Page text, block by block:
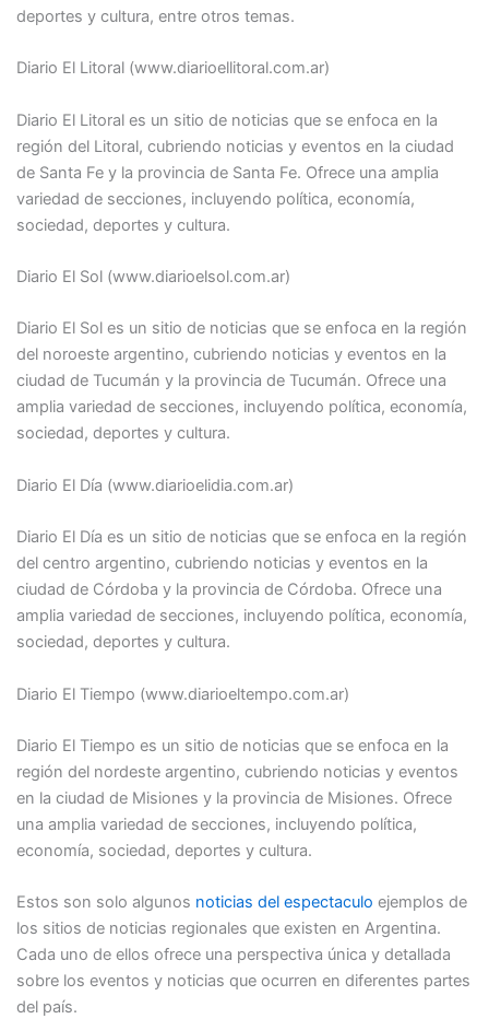
deportes y cultura, entre otros temas.
Diario El Litoral (www.diarioellitoral.com.ar)
Diario El Litoral es un sitio de noticias que se enfoca en la
región del Litoral, cubriendo noticias y eventos en la ciudad
de Santa Fe y la provincia de Santa Fe. Ofrece una amplia
variedad de secciones, incluyendo política, economía,
sociedad, deportes y cultura.
Diario El Sol (www.diarioelsol.com.ar)
Diario El Sol es un sitio de noticias que se enfoca en la región
del noroeste argentino, cubriendo noticias y eventos en la
ciudad de Tucumán y la provincia de Tucumán. Ofrece una
amplia variedad de secciones, incluyendo política, economía,
sociedad, deportes y cultura.
Diario El Día (www.diarioelidia.com.ar)
Diario El Día es un sitio de noticias que se enfoca en la región
del centro argentino, cubriendo noticias y eventos en la
ciudad de Córdoba y la provincia de Córdoba. Ofrece una
amplia variedad de secciones, incluyendo política, economía,
sociedad, deportes y cultura.
Diario El Tiempo (www.diarioeltempo.com.ar)
Diario El Tiempo es un sitio de noticias que se enfoca en la
región del nordeste argentino, cubriendo noticias y eventos
en la ciudad de Misiones y la provincia de Misiones. Ofrece
una amplia variedad de secciones, incluyendo política,
economía, sociedad, deportes y cultura.
Estos son solo algunos noticias del espectaculo ejemplos de
los sitios de noticias regionales que existen en Argentina.
Cada uno de ellos ofrece una perspectiva única y detallada
sobre los eventos y noticias que ocurren en diferentes partes
del país.